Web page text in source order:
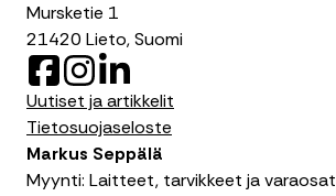
Mursketie 1
21420 Lieto, Suomi
F
a
e
n
s
t
i
n
k
Uutiset ja artikkelit
Tietosuojaseloste
Markus Seppälä
Myynti: Laitteet, tarvikkeet ja varaosat